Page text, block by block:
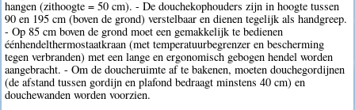
hangen (zithoogte = 50 cm). - De douchekophouders zijn in hoogte tussen
90 en 195 cm (boven de grond) verstelbaar en dienen tegelijk als handgreep.
- Op 85 cm boven de grond moet een gemakkelijk te bedienen
éénhendelthermostaatkraan (met temperatuurbegrenzer en bescherming
tegen verbranden) met een lange en ergonomisch gebogen hendel worden
aangebracht. - Om de doucheruimte af te bakenen, moeten douchegordijnen
(de afstand tussen gordijn en plafond bedraagt minstens 40 cm) en
douchewanden worden voorzien.